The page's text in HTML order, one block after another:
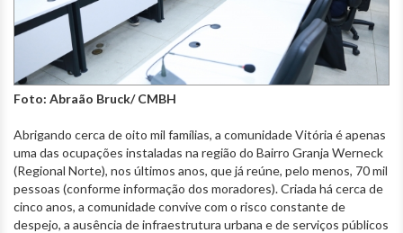
Foto: Abraão Bruck/ CMBH
Abrigando cerca de oito mil famílias, a comunidade Vitória é apenas
uma das ocupações instaladas na região do Bairro Granja Werneck
(Regional Norte), nos últimos anos, que já reúne, pelo menos, 70 mil
pessoas (conforme informação dos moradores). Criada há cerca de
cinco anos, a comunidade convive com o risco constante de
despejo, a ausência de infraestrutura urbana e de serviços públicos